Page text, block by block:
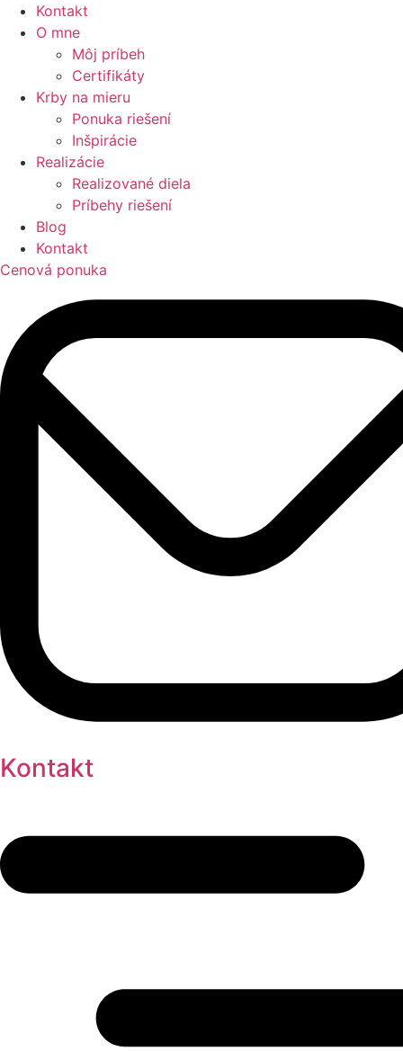
Kontakt
O mne
Môj príbeh
Certifikáty
Krby na mieru
Ponuka riešení
Inšpirácie
Realizácie
Realizované diela
Príbehy riešení
Blog
Kontakt
Cenová ponuka
Kontakt